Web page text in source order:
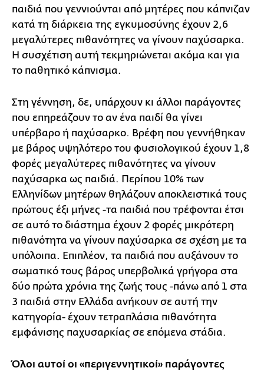
παιδιά που γεννιούνται από μητέρες που κάπνιζαν
κατά τη διάρκεια της εγκυμοσύνης έχουν 2,6
μεγαλύτερες πιθανότητες να γίνουν παχύσαρκα.
Η συσχέτιση αυτή τεκμηριώνεται ακόμα και για
το παθητικό κάπνισμα.
Στη γέννηση, δε, υπάρχουν κι άλλοι παράγοντες
που επηρεάζουν το αν ένα παιδί θα γίνει
υπέρβαρο ή παχύσαρκο. Βρέφη που γεννήθηκαν
με βάρος υψηλότερο του φυσιολογικού έχουν 1,8
φορές μεγαλύτερες πιθανότητες να γίνουν
παχύσαρκα ως παιδιά. Περίπου 10% των
Ελληνίδων μητέρων θηλάζουν αποκλειστικά τους
πρώτους έξι μήνες -τα παιδιά που τρέφονται έτσι
σε αυτό το διάστημα έχουν 2 φορές μικρότερη
πιθανότητα να γίνουν παχύσαρκα σε σχέση με τα
υπόλοιπα. Επιπλέον, τα παιδιά που αυξάνουν το
σωματικό τους βάρος υπερβολικά γρήγορα στα
δύο πρώτα χρόνια της ζωής τους -πάνω από 1 στα
3 παιδιά στην Ελλάδα ανήκουν σε αυτή την
κατηγορία- έχουν τετραπλάσια πιθανότητα
εμφάνισης παχυσαρκίας σε επόμενα στάδια.
Όλοι αυτοί οι «περιγεννητικοί» παράγοντες